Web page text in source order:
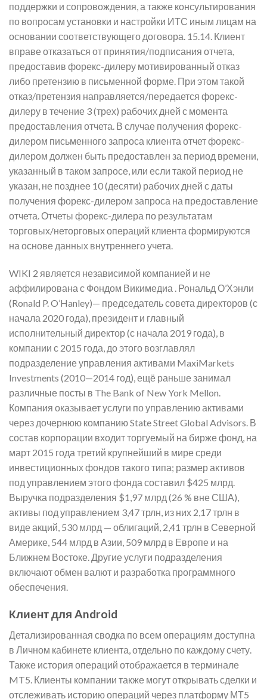
поддержки и сопровождения, а также консультирования
по вопросам установки и настройки ИТС иным лицам на
основании соответствующего договора. 15.14. Клиент
вправе отказаться от принятия/подписания отчета,
предоставив форекс-дилеру мотивированный отказ
либо претензию в письменной форме. При этом такой
отказ/претензия направляется/передается форекс-
дилеру в течение 3 (трех) рабочих дней с момента
предоставления отчета. В случае получения форекс-
дилером письменного запроса клиента отчет форекс-
дилером должен быть предоставлен за период времени,
указанный в таком запросе, или если такой период не
указан, не позднее 10 (десяти) рабочих дней с даты
получения форекс-дилером запроса на предоставление
отчета. Отчеты форекс-дилера по результатам
торговых/неторговых операций клиента формируются
на основе данных внутреннего учета.
WIKI 2 является независимой компанией и не
аффилирована с Фондом Викимедиа . Рональд О’Хэнли
(Ronald P. O’Hanley)— председатель совета директоров (с
начала 2020 года), президент и главный
исполнительный директор (с начала 2019 года), в
компании с 2015 года, до этого возглавлял
подразделение управления активами MaxiMarkets
Investments (2010—2014 год), ещё раньше занимал
различные посты в The Bank of New York Mellon.
Компания оказывает услуги по управлению активами
через дочернюю компанию State Street Global Advisors. В
состав корпорации входит торгуемый на бирже фонд, на
март 2015 года третий крупнейший в мире среди
инвестиционных фондов такого типа; размер активов
под управлением этого фонда составил $425 млрд.
Выручка подразделения $1,97 млрд (26 % вне США),
активы под управлением 3,47 трлн, из них 2,17 трлн в
виде акций, 530 млрд — облигаций, 2,41 трлн в Северной
Америке, 544 млрд в Азии, 509 млрд в Европе и на
Ближнем Востоке. Другие услуги подразделения
включают обмен валют и разработка программного
обеспечения.
Клиент для Android
Детализированная сводка по всем операциям доступна
в Личном кабинете клиента, отдельно по каждому счету.
Также история операций отображается в терминале
MT5. Клиенты компании также могут открывать сделки и
отслеживать историю операций через платформу МТ5